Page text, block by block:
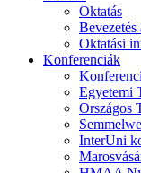
Oktatás
Oktatási
Konferenciák
Egyetemi
Országos
InterUni